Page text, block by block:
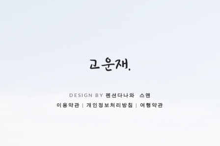
DESIGN BY 펜션다나와
스맨
이용약관
개인정보처리방침 여행약관